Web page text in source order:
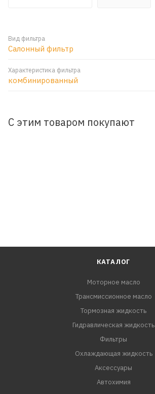
Вид фильтра
Салонный фильтр
Характеристика фильтра
комбинированный
С этим товаром покупают
КАТАЛОГ
Моторное масло
Трансмиссионное масло
Тормозная жидкость
Гидравлическая жидкость
Фильтры
Охлаждающая жидкость
Аксессуары
Автохимия